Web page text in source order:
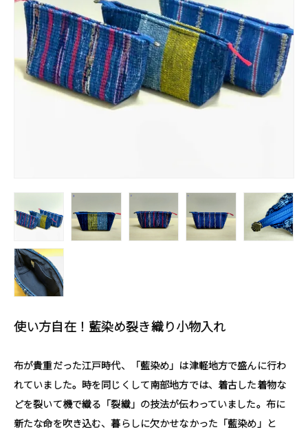
使い方自在！藍染め裂き織り小物入れ
布が貴重だった江戸時代、「藍染め」は津軽地方で盛んに行わ
れていました。時を同じくして南部地方では、着古した着物な
どを裂いて機で織る「裂織」の技法が伝わっていました。布に
新たな命を吹き込む、暮らしに欠かせなかった「藍染め」と